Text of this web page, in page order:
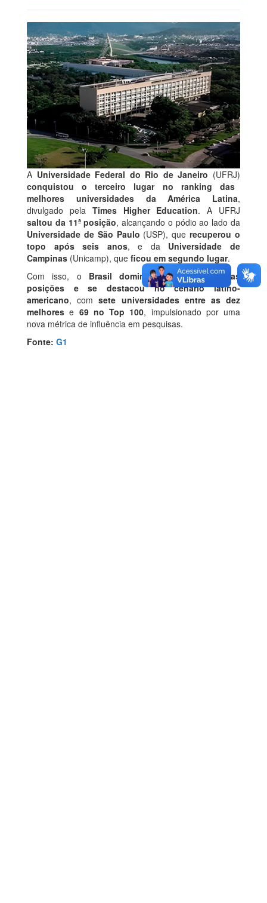
A Universidade Federal do Rio de Janeiro (UFRJ)
conquistou o terceiro lugar no ranking das
melhores universidades da América Latina,
divulgado pela Times Higher Education. A UFRJ
saltou da 11ª posição, alcançando o pódio ao lado da
Universidade de São Paulo (USP), querecuperou o
topo após seis anos, e da Universidade de
Campinas (Unicamp), que ficou em segundo lugar.
Com isso, o Brasil dominou as três primeiras
posições e se destacou no cenário latino-
americano, comsete universidades entre as dez
melhores e 69 no Top 100, impulsionado por uma
nova métrica de influência em pesquisas.
Fonte: G1